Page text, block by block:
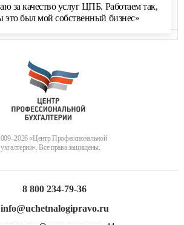
персональных данных
за качество услуг ЦПБ. Работаем так,
это был мой собственный бизнес»
«Центр Профессиональной
Все права защищены.
8 800 234-79-36
info@uchetnalogipravo.ru